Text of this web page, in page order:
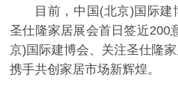
目前，中国(北京)国际建
圣仕隆家居展会首日签近200
京)国际建博会、关注圣仕隆
携手共创家居市场新辉煌。